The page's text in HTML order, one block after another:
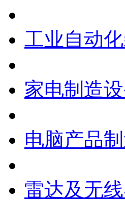
工业自动
家电制造
电脑产品
雷达及无